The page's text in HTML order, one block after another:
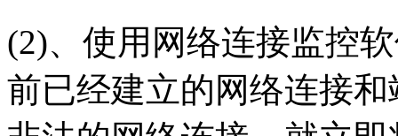
(2)、使用网络连接监控
前已经建立的网络连接